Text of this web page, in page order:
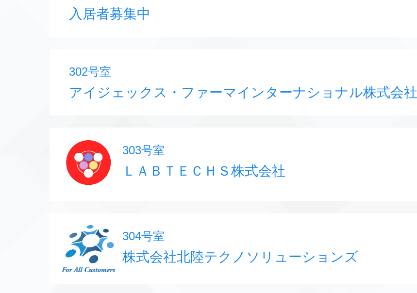
入居者募集中
302号室
アイジェックス・ファーマインターナショナル株式会社
303号室
ＬＡＢＴＥＣＨＳ株式会社
304号室
株式会社北陸テクノソリューションズ